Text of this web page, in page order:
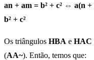
an + am = b² + c² ⇔ a(n
b² + c²
Os triângulos HBA e HAC
(AA~). Então, temos que: